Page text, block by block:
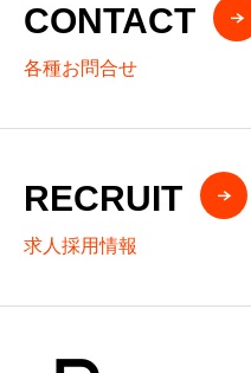
CONTACT
各種お問合せ
RECRUIT
求人採用情報